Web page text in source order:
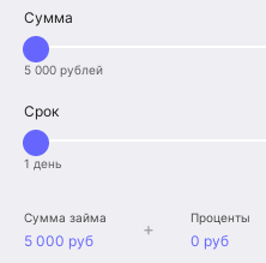
Сумма
5 000 рублей
Срок
1 день
Сумма займа
5 000 руб
+ Проценты
0 руб